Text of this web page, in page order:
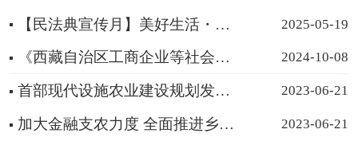
【民法典宣传月】美好生活・民法典相伴——2025年5月第五个“民法典宣传月” 2025-05-19
《西藏自治区工商企业等社会资本通过流转取得农村土地经营权管理实施办法（试行）》政策解读 2024-10-08
首部现代设施农业建设规划发布——加快农业生产集约化智能化 2023-06-21
加大金融支农力度 全面推进乡村振兴 2023-06-21